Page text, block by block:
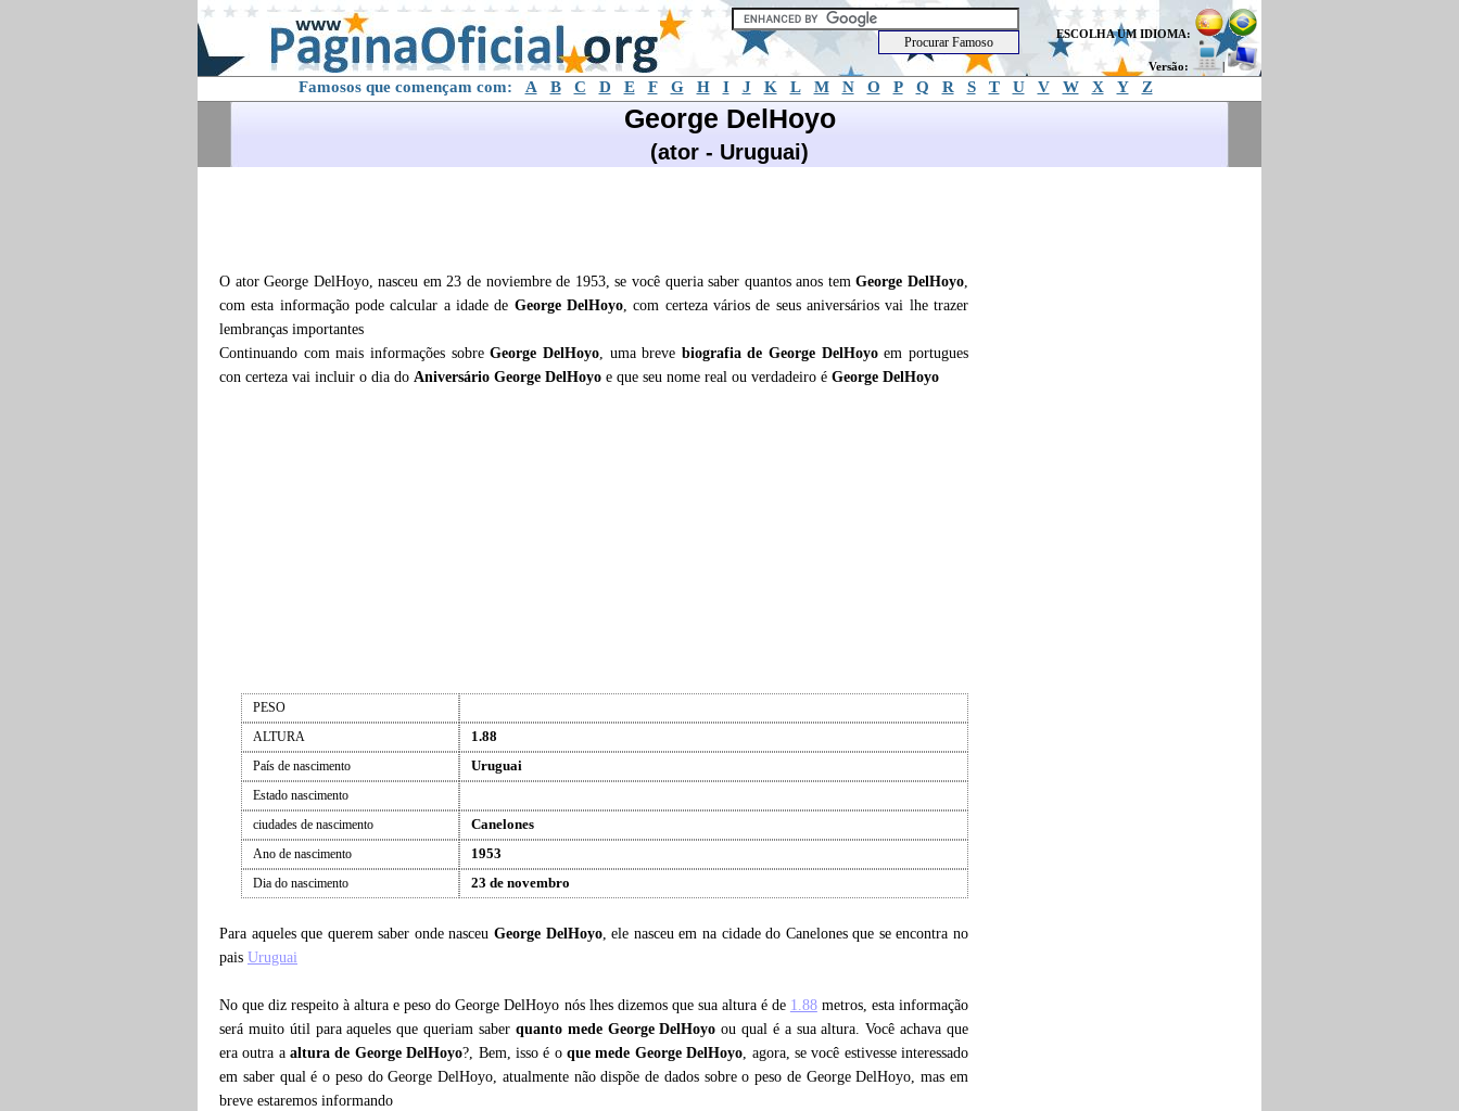
ESCOLHA UM IDIOMA:
Versão: |
Famosos que començam com: A B C D E F G H I J K L M N O P Q R S T U V W X Y Z
George DelHoyo
(ator - Uruguai)
O ator George DelHoyo, nasceu em 23 de noviembre de 1953, se você queria saber quantos anos temGeorge DelHoyo,
com esta informação pode calcular a idade de George DelHoyo, com certeza vários de seus aniversários vai lhe trazer
lembranças importantes
Continuando com mais informações sobreGeorge DelHoyo, uma breve biografia deGeorge DelHoyoem portugues
con certeza vai incluir o dia do Aniversário George DelHoyo e que seu nome real ou verdadeiro é George DelHoyo
PESO
ALTURA
1.88
País de nascimento Uruguai
Estado nascimento
ciudades de nascimento
Canelones
Ano de nascimento 1953
Dia do nascimento 23 de novembro
Para aqueles que querem saber onde nasceuGeorge DelHoyo, ele nasceu em na cidade do Canelones que se encontra no
pais Uruguai
No que diz respeito à altura e peso do George DelHoyo nós lhes dizemos que sua altura é de 1.88metros, esta informação
será muito útil para aqueles que queriam saber quanto mede George DelHoyo ou qual é a sua altura. Você achava que
era outra aaltura de George DelHoyo?, Bem, isso é oque mede George DelHoyo, agora, se você estivesse interessado
em saber qual é o peso do George DelHoyo, atualmente não dispõe de dados sobre o peso de George DelHoyo, mas em
breve estaremos informando